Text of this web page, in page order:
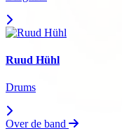
Ruud Hühl
Drums
Over de band